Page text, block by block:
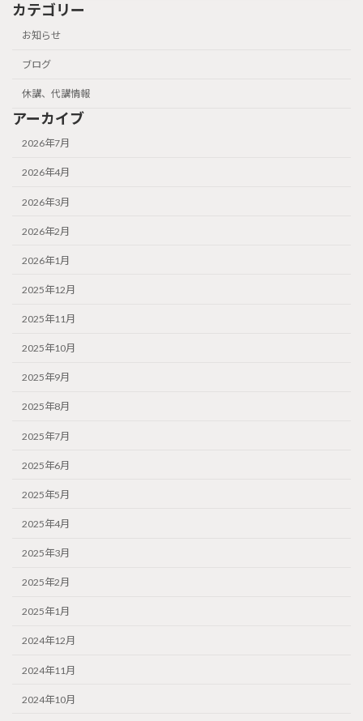
カテゴリー
お知らせ
ブログ
休講、代講情報
アーカイブ
2026年7月
2026年4月
2026年3月
2026年2月
2026年1月
2025年12月
2025年11月
2025年10月
2025年9月
2025年8月
2025年7月
2025年6月
2025年5月
2025年4月
2025年3月
2025年2月
2025年1月
2024年12月
2024年11月
2024年10月